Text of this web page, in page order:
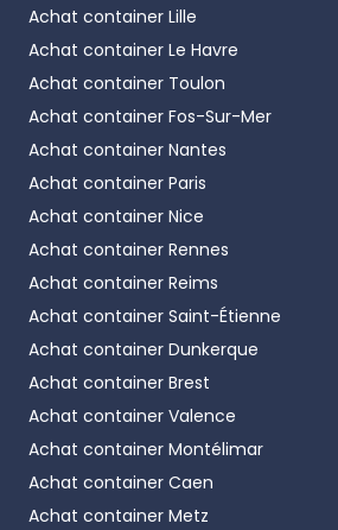
Achat container Lille
Achat container Le Havre
Achat container Toulon
Achat container Fos-Sur-Mer
Achat container Nantes
Achat container Paris
Achat container Nice
Achat container Rennes
Achat container Reims
Achat container Saint-Étienne
Achat container Dunkerque
Achat container Brest
Achat container Valence
Achat container Montélimar
Achat container Caen
Achat container Metz